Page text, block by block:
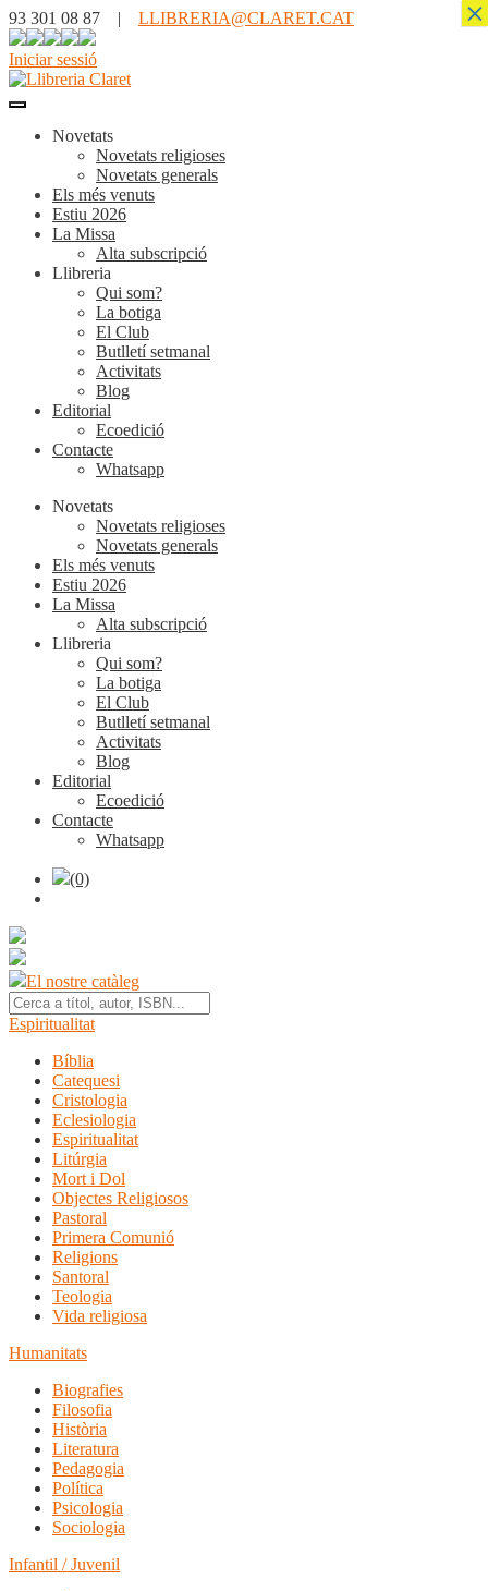
93 301 08 87 | LLIBRERIA@CLARET.CAT
Iniciar sessió
Novetats
Novetats religioses
Novetats generals
Els més venuts
Estiu 2026
La Missa
Alta subscripció
Llibreria
Qui som?
La botiga
El Club
Butlletí setmanal
Activitats
Blog
Editorial
Ecoedició
Contacte
Whatsapp
Novetats
Novetats religioses
Novetats generals
Els més venuts
Estiu 2026
La Missa
Alta subscripció
Llibreria
Qui som?
La botiga
El Club
Butlletí setmanal
Activitats
Blog
Editorial
Ecoedició
Contacte
Whatsapp
(0)
El nostre catàleg
Espiritualitat
Bíblia
Catequesi
Cristologia
Eclesiologia
Espiritualitat
Litúrgia
Mort i Dol
Objectes Religiosos
Pastoral
Primera Comunió
Religions
Santoral
Teologia
Vida religiosa
Humanitats
Biografies
Filosofia
Història
Literatura
Pedagogia
Política
Psicologia
Sociologia
Infantil / Juvenil
×